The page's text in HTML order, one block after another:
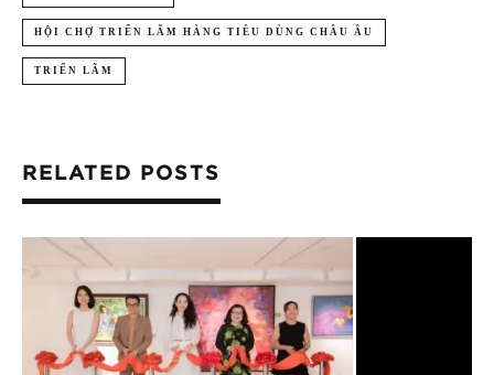
HỘI CHỢ TRIỂN LÃM HÀNG TIÊU DÙNG CHÂU ÂU
TRIỂN LÃM
RELATED POSTS